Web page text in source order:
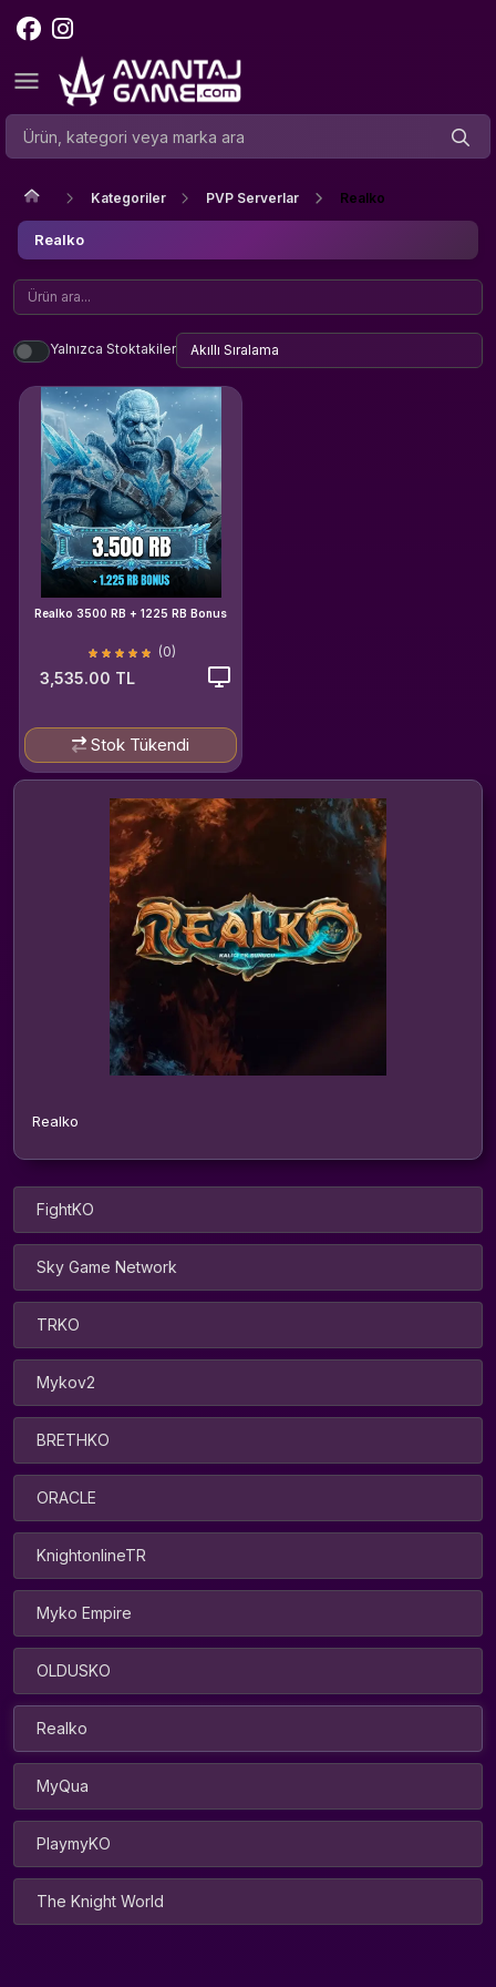
Kategoriler PVP Serverlar Realko
Realko
Yalnızca Stoktakiler
Realko 3500 RB + 1225 RB Bonus
(0)
3,535.00 TL
Stok Tükendi
Realko
FightKO
Sky Game Network
TRKO
Mykov2
BRETHKO
ORACLE
KnightonlineTR
Myko Empire
OLDUSKO
Realko
MyQua
PlaymyKO
The Knight World